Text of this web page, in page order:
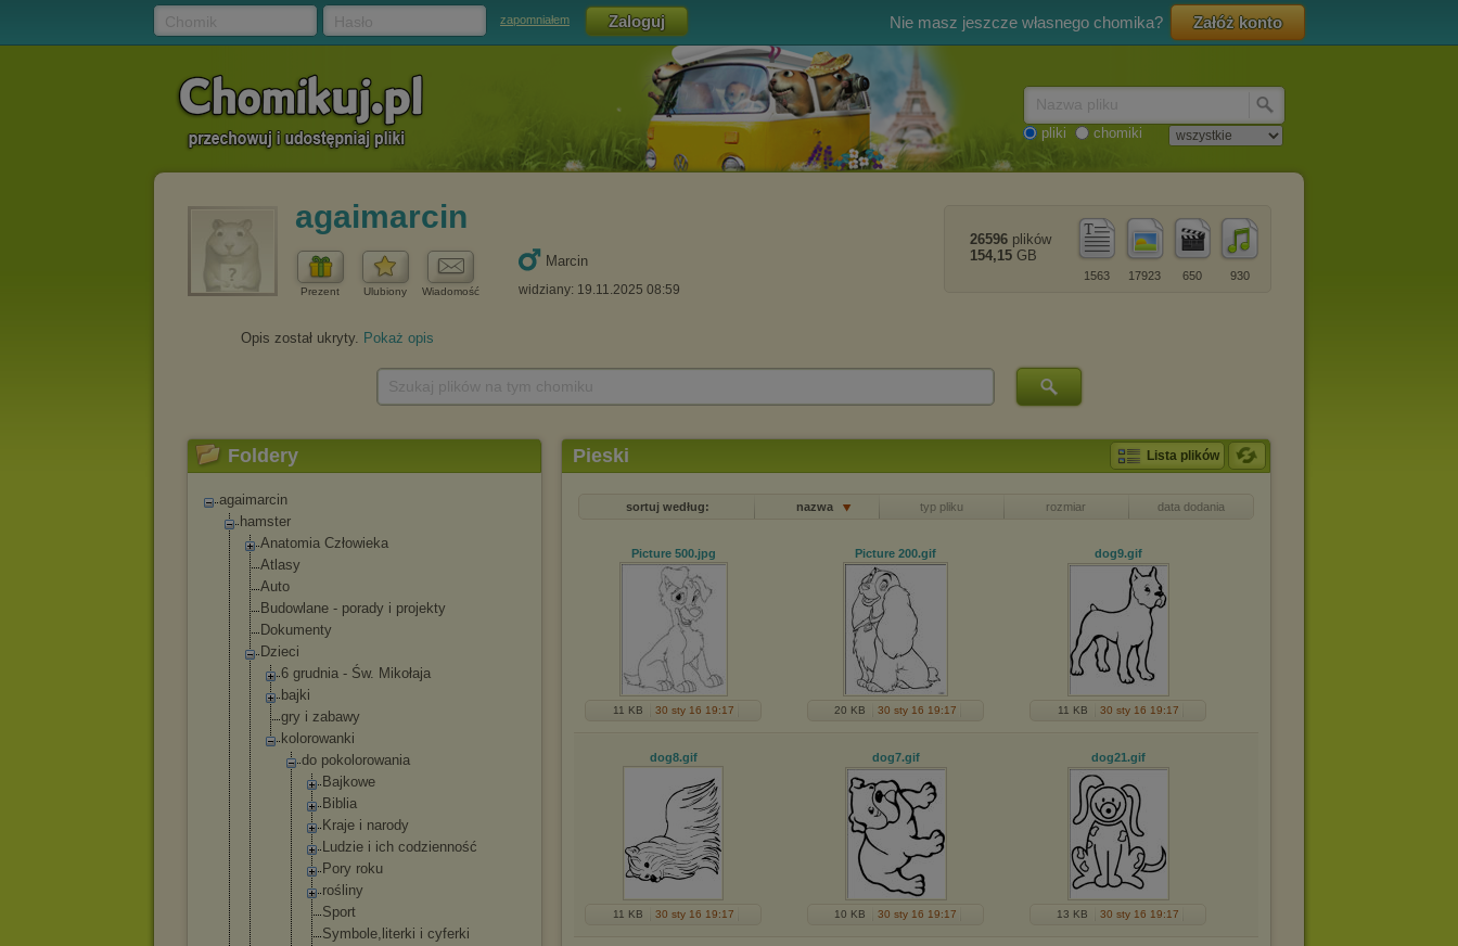
zapomniałem Nie masz jeszcze własnego chomika? Załóż konto
pliki chomiki
agaimarcin
Prezent Ulubiony Wiadomość
Marcin
widziany: 19.11.2025 08:59
930
650
17923
1563
26596 plików
154,15 GB
Opis został ukryty. Pokaż opis
Foldery
agaimarcin
hamster
Anatomia Człowieka
Atlasy
Auto
Budowlane - porady i projekty
Dokumenty
Dzieci
6 grudnia - Św. Mikołaja
bajki
gry i zabawy
kolorowanki
do pokolorowania
Bajkowe
Biblia
Kraje i narody
Ludzie i ich codzienność
Pory roku
rośliny
Sport
Symbo le,literki i cyferki
Pieski Lista plików
sortuj według: nazwa typ pliku rozmiar data dodania
Picture 500.jpg
11 KB 30 sty 16 19:17
Picture 200.gif
20 KB 30 sty 16 19:17
dog9.gif
11 KB 30 sty 16 19:17
dog8.gif
11 KB 30 sty 16 19:17
dog7.gif
10 KB 30 sty 16 19:17
dog21.gif
13 KB 30 sty 16 19:17